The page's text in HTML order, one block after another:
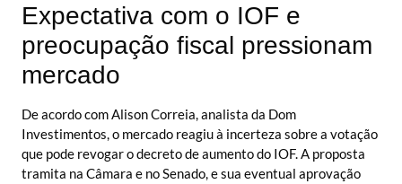
Expectativa com o IOF e
preocupação fiscal pressionam
mercado
De acordo com Alison Correia, analista da Dom
Investimentos, o mercado reagiu à incerteza sobre a votação
que pode revogar o decreto de aumento do IOF. A proposta
tramita na Câmara e no Senado, e sua eventual aprovação